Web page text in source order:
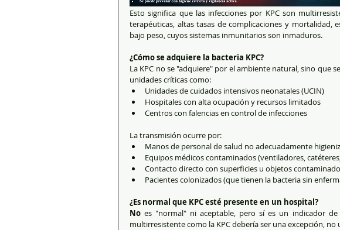
Esto significa que las infecciones por KPC son
terapéuticas, altas tasas de complicaciones y mortalidad,
bajo peso, cuyos sistemas inmunitarios son inmaduros.
¿Cómo se adquiere la bacteria KPC?
La KPC no se "adquiere" por el ambiente natural, sino que
unidades críticas como:
Unidades de cuidados intensivos neonatales (UCIN)
Hospitales con alta ocupación y recursos limitados
Centros con falencias en control de infecciones
La transmisión ocurre por:
Manos de personal de salud no adecuadamente
Equipos médicos contaminados (ventiladores,
Contacto directo con superficies u objetos
Pacientes colonizados (que tienen la bacteria sin
¿Es normal que KPC esté presente en un hospital?
No es "normal" ni aceptable, pero sí es un indicador
multirresistente como la KPC debería ser una excepción, no